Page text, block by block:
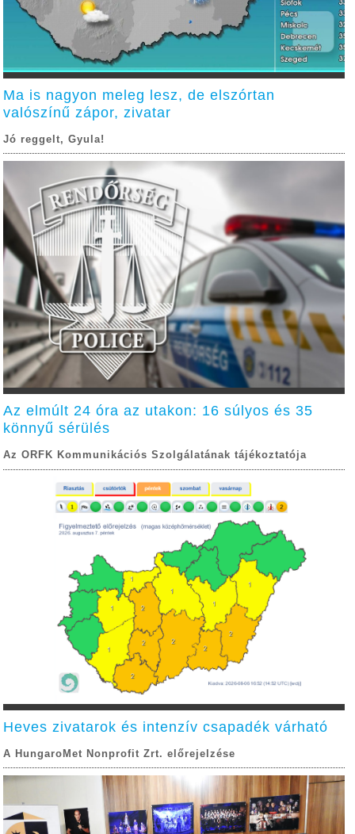
Ma is nagyon meleg lesz, de elszórtan
valószínű zápor, zivatar
Jó reggelt, Gyula!
Az elmúlt 24 óra az utakon: 16 súlyos és 35
könnyű sérülés
Az ORFK Kommunikációs Szolgálatának tájékoztatója
Heves zivatarok és intenzív csapadék várható
A HungaroMet Nonprofit Zrt. előrejelzése